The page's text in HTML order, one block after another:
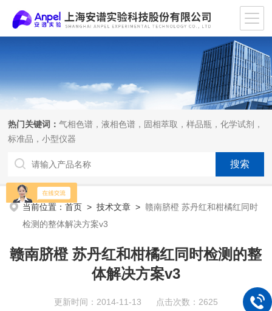
热门关键词：气相色谱，液相色谱，固相萃取，样品瓶，化学试剂，
标准品，小型仪器
当前位置：首页 >技术文章 >赣南脐橙 苏丹红和柑橘红同时
检测的整体解决方案v3
赣南脐橙 苏丹红和柑橘红同时检测的整
体解决方案v3
更新时间：2014-11-13 点击次数：2625